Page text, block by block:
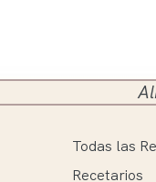
Aliña tus
Todas las
Recetarios